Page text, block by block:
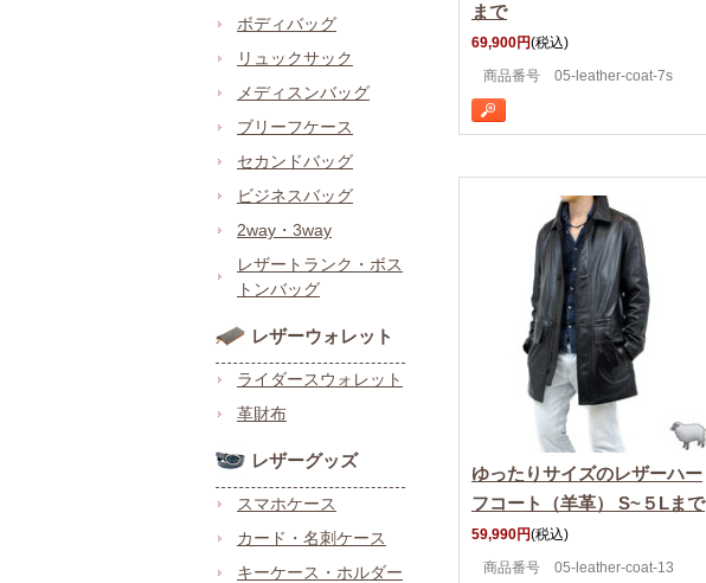
ボディバッグ
リュックサック
メディスンバッグ
ブリーフケース
セカンドバッグ
ビジネスバッグ
2way・3way
レザートランク・ボス
トンバッグ
レザーウォレット
ライダースウォレット
革財布
レザーグッズ
スマホケース
カード・名刺ケース
キーケース・ホルダー
まで
69,900円(税込)
商品番号 05-leather-coat-7s
ゆったりサイズのレザーハー
フコート（羊革） S~５Lまで
59,990円(税込)
商品番号 05-leather-coat-13